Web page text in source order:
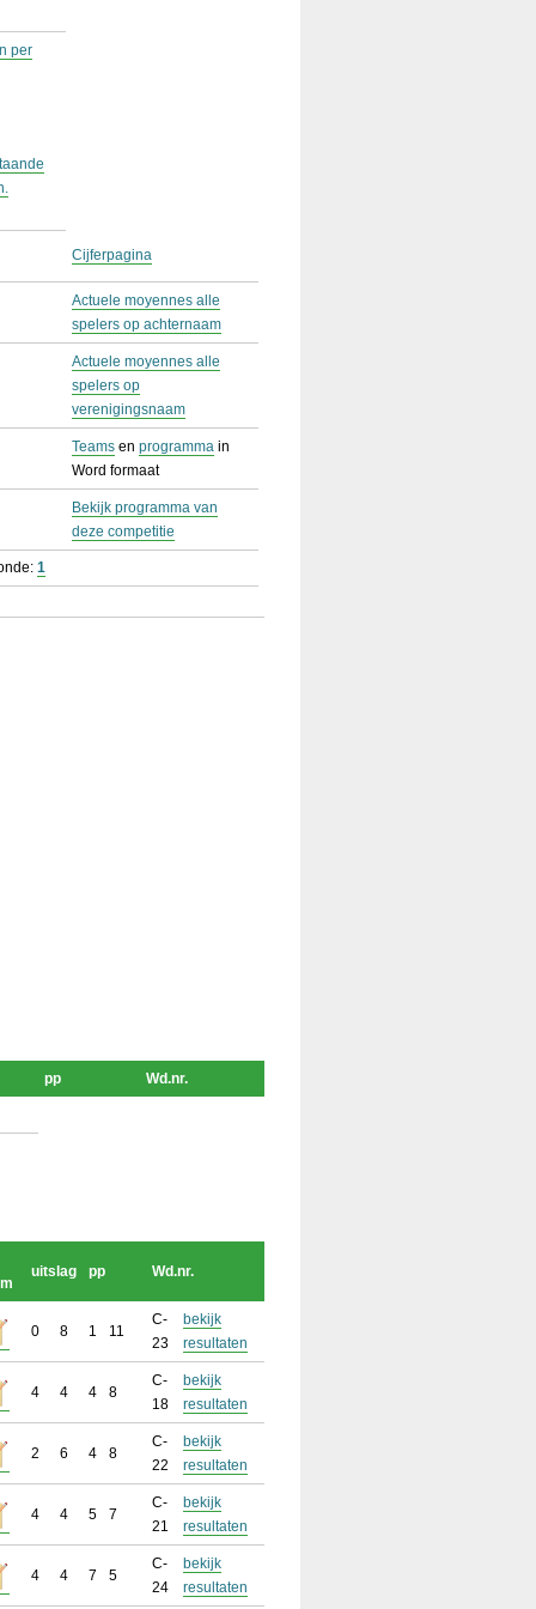
per
Cijferpagina
Actuele moyennes alle
spelers op achternaam
Actuele moyennes alle
spelers op
verenigingsnaam
Teams en programma in
Word formaat
Bekijk programma van
deze competitie
1
pp Wd.nr.
uitslag pp Wd.nr.
0 8 1 11
C-
23
bekijk
resultaten
4 4 4 8
C-
18
bekijk
resultaten
2 6 4 8
C-
22
bekijk
resultaten
4 4 5 7
C-
21
bekijk
resultaten
4 4 7 5
C-
24
bekijk
resultaten